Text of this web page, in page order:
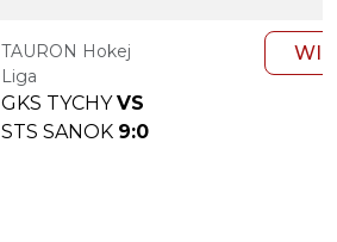
TAURON Hokej
Liga
GKS TYCHY VS
STS SANOK 9:0